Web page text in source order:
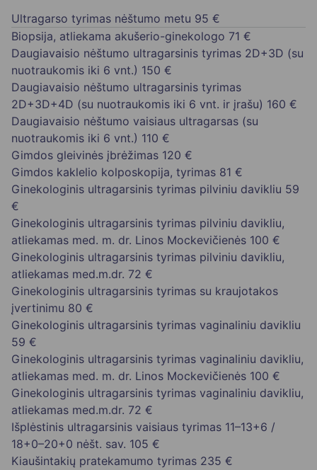
Ultragarso tyrimas nėštumo metu 95 €
Biopsija, atliekama akušerio-ginekologo 71 €
Daugiavaisio nėštumo ultragarsinis tyrimas 2D+3D (su
nuotraukomis iki 6 vnt.) 150 €
Daugiavaisio nėštumo ultragarsinis tyrimas
2D+3D+4D (su nuotraukomis iki 6 vnt. ir įrašu) 160 €
Daugiavaisio nėštumo vaisiaus ultragarsas (su
nuotraukomis iki 6 vnt.) 110 €
Gimdos gleivinės įbrėžimas 120 €
Gimdos kaklelio kolposkopija, tyrimas 81 €
Ginekologinis ultragarsinis tyrimas pilviniu davikliu 59
€
Ginekologinis ultragarsinis tyrimas pilviniu davikliu,
atliekamas med. m. dr. Linos Mockevičienės 100 €
Ginekologinis ultragarsinis tyrimas pilviniu davikliu,
atliekamas med.m.dr. 72 €
Ginekologinis ultragarsinis tyrimas su kraujotakos
įvertinimu 80 €
Ginekologinis ultragarsinis tyrimas vaginaliniu davikliu
59 €
Ginekologinis ultragarsinis tyrimas vaginaliniu davikliu,
atliekamas med. m. dr. Linos Mockevičienės 100 €
Ginekologinis ultragarsinis tyrimas vaginaliniu davikliu,
atliekamas med.m.dr. 72 €
Išplėstinis ultragarsinis vaisiaus tyrimas 11–13+6 /
18+0–20+0 nėšt. sav. 105 €
Kiaušintakių pratekamumo tyrimas 235 €